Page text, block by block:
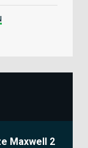
Maxwell 2